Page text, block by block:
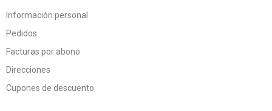
Información personal
Pedidos
Facturas por abono
Direcciones
Cupones de descuento